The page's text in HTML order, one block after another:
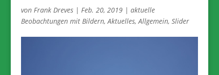
von Frank Dreves| Feb. 20, 2019| aktuelle
Beobachtungen mit Bildern,Aktuelles,Allgemein, Slider